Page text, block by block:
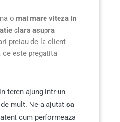
o mai mare viteza in
clara asupra
preiau de la client
ce este pregatita
teren ajung intr-un
mult. Ne-a ajutat sa
cum performeaza